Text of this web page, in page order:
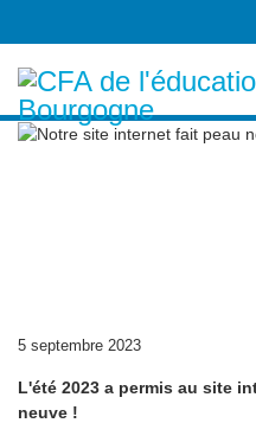
5 septembre 2023
L'été 2023 a permis au site
neuve !